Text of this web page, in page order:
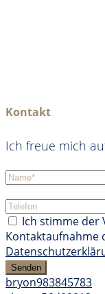
Kontakt
Ich freue mich
Ich stimme der
Kontaktaufnahme
Senden
bryon983845783